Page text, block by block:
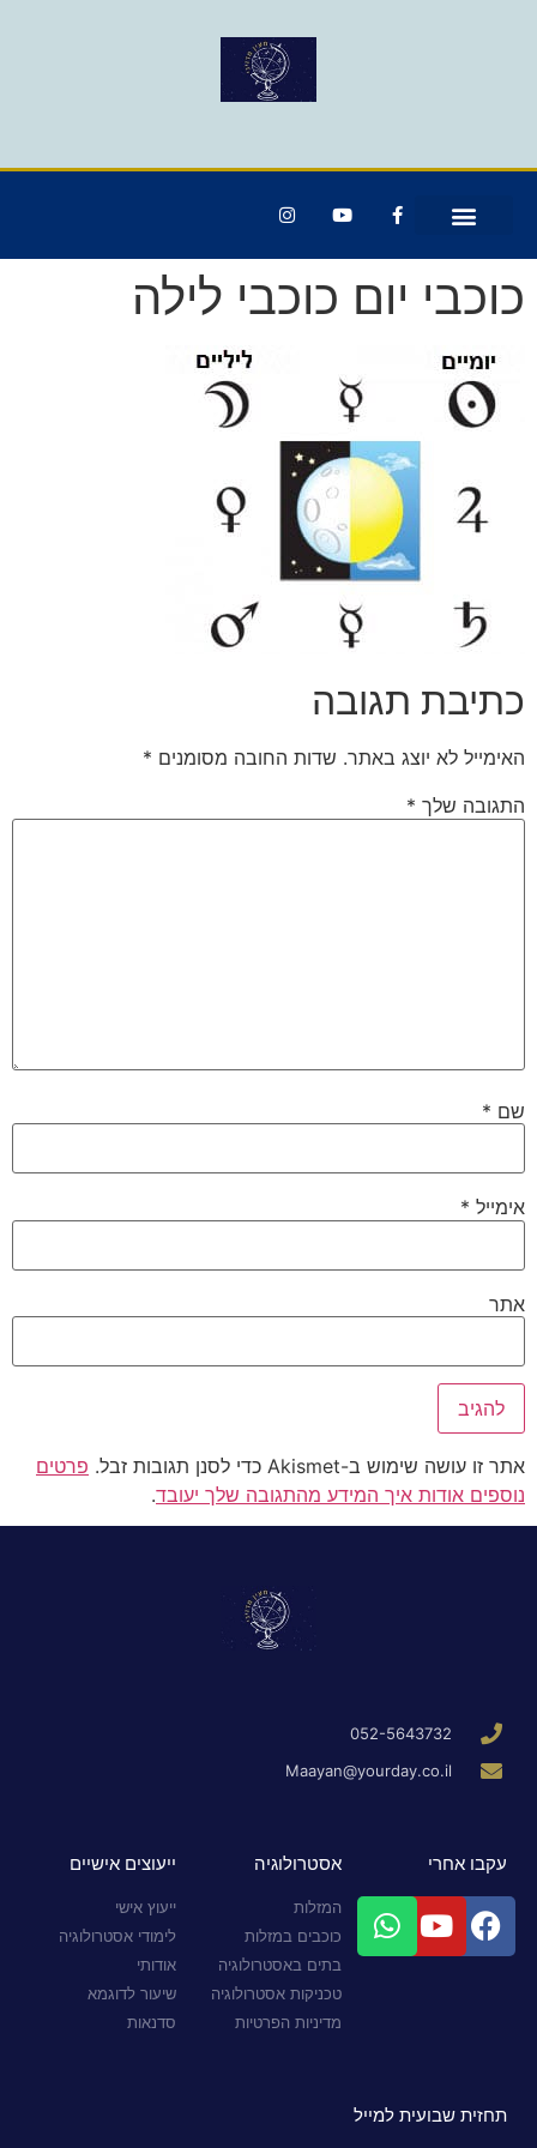
כוכבי יום כוכבי לילה
כתיבת תגובה
האימייל לא יוצג באתר. שדות החובה מסומנים *
התגובה שלך *
שם *
אימייל *
אתר
אתר זו עושה שימוש ב-Akismet כדי לסנן תגובות זבל.
פרטים
נוספים אודות איך המידע מהתגובה שלך יעובד.
052-5643732
Maayan@yourday.co.il
עקבו אחרי אסטרולוגיה
המזלות
כוכבים במזלות
בתים באסטרולוגיה
טכניקות אסטרולוגיה
מדיניות הפרטיות
ייעוצים אישיים
ייעוץ אישי
לימודי אסטרולוגיה
אודותי
שיעור לדוגמא
סדנאות
תחזית שבועית למייל